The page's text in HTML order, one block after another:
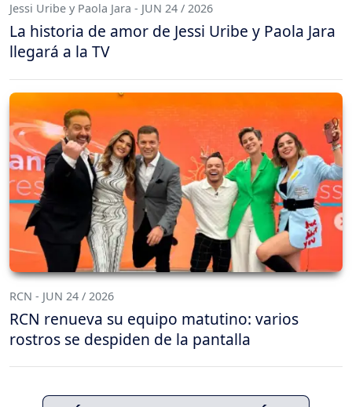
Jessi Uribe y Paola Jara - JUN 24 / 2026
La historia de amor de Jessi Uribe y Paola Jara
llegará a la TV
RCN - JUN 24 / 2026
RCN renueva su equipo matutino: varios
rostros se despiden de la pantalla